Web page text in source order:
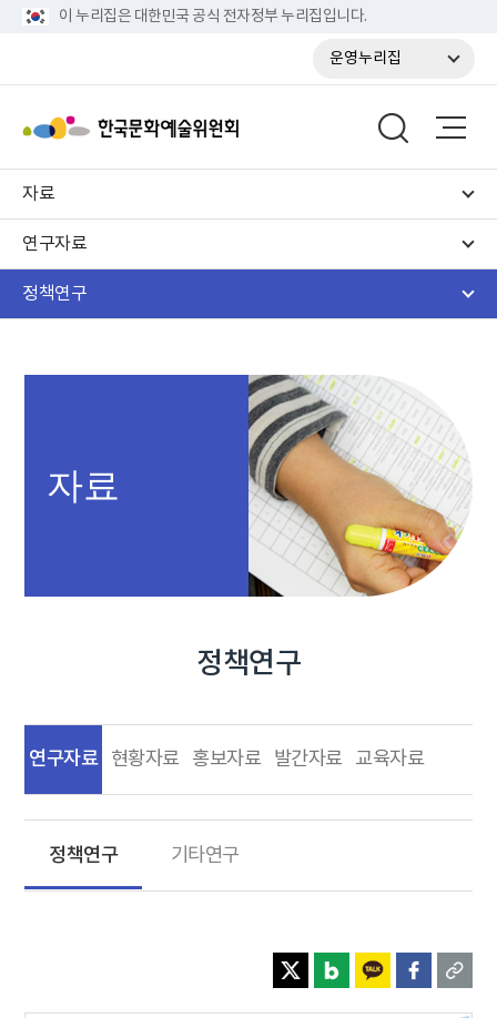
이 누리집은 대한민국 공식 전자정부 누리집입니다.
운영누리집
자료
연구자료
정책연구
자료
정책연구
연구자료 현황자료 홍보자료 발간자료 교육자료
정책연구 기타연구